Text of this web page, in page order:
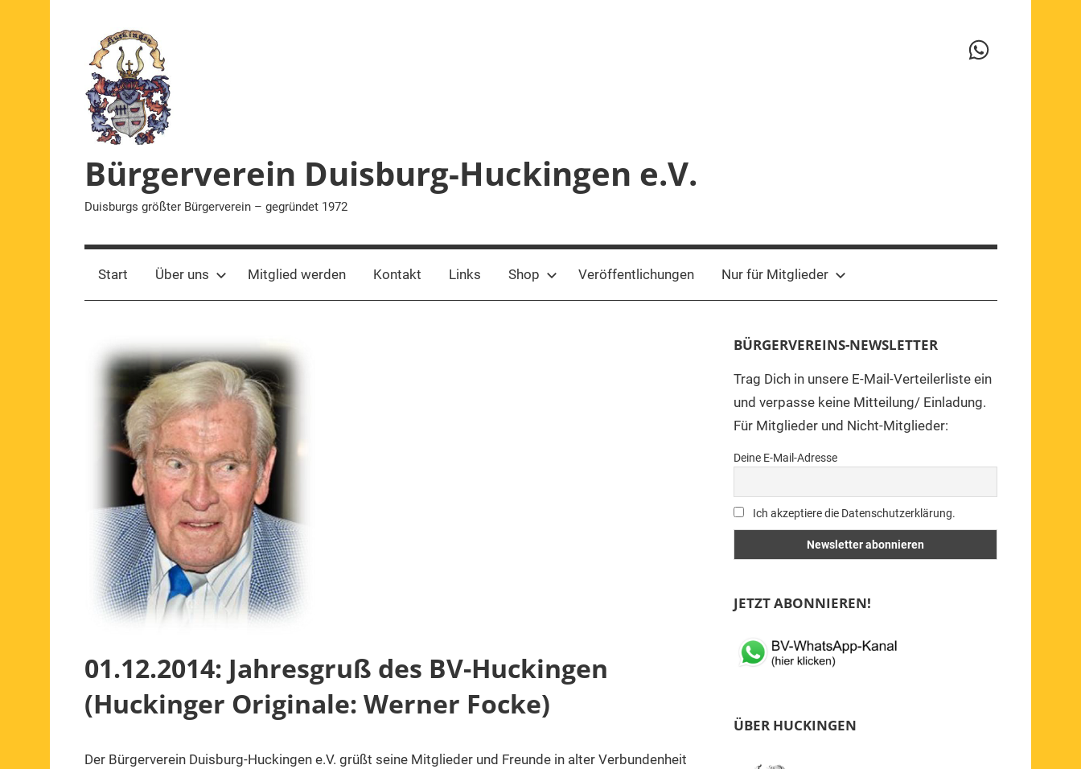
Bürgerverein Duisburg-Huckingen e.V.
Duisburgs größter Bürgerverein – gegründet 1972
WhatsApp-
Start Über uns Mitglied werden Kontakt Links Shop Veröffentlichungen Nur für Mitglieder
01.12.2014: Jahresgruß des BV-Huckingen
(Huckinger Originale: Werner Focke)
1.
1.
Mitteilung
Der Bürgerverein Duisburg-Huckingen e.V. grüßt seine Mitglieder und Freunde in alter Verbundenheit
BÜRGERVEREINS-NEWSLETTER
Trag Dich in unsere E-Mail-Verteilerliste ein
und verpasse keine Mitteilung/ Einladung.
Für Mitglieder und Nicht-Mitglieder:
Deine E-Mail-Adresse
Ich akzeptiere die Datenschutzerklärung.
JETZT ABONNIEREN!
ÜBER HUCKINGEN